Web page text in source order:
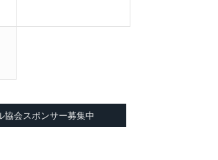
協会スポンサー募集中